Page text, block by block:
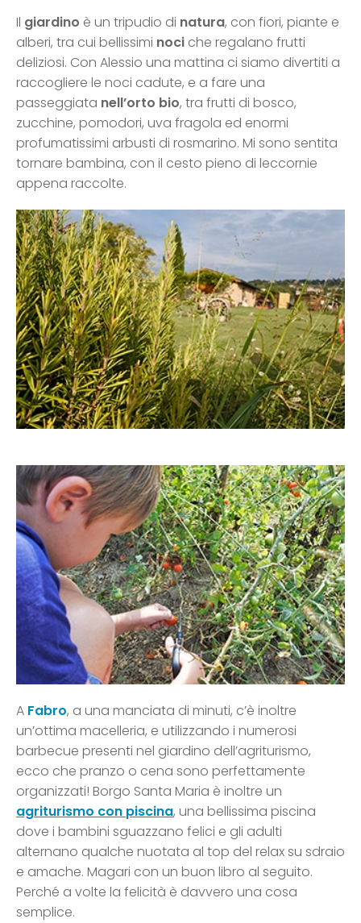
Il giardino è un tripudio di natura, con fiori, piante e
alberi, tra cui bellissimi noci che regalano frutti
deliziosi. Con Alessio una mattina ci siamo divertiti a
raccogliere le noci cadute, e a fare una
passeggiata nell’orto bio, tra frutti di bosco,
zucchine, pomodori, uva fragola ed enormi
profumatissimi arbusti di rosmarino. Mi sono sentita
tornare bambina, con il cesto pieno di leccornie
appena raccolte.
A Fabro, a una manciata di minuti, c’è inoltre
un’ottima macelleria, e utilizzando i numerosi
barbecue presenti nel giardino dell’agriturismo,
ecco che pranzo o cena sono perfettamente
organizzati! Borgo Santa Maria è inoltre un
agriturismo con piscina, una bellissima piscina
dove i bambini sguazzano felici e gli adulti
alternano qualche nuotata al top del relax su sdraio
e amache. Magari con un buon libro al seguito.
Perché a volte la felicità è davvero una cosa
semplice.